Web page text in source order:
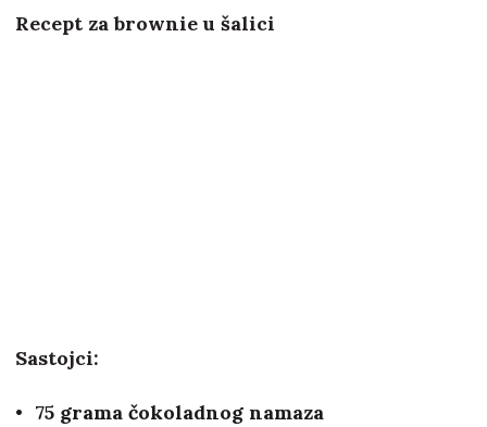
Recept za brownie u šalici
Sastojci:
75 grama čokoladnog namaza